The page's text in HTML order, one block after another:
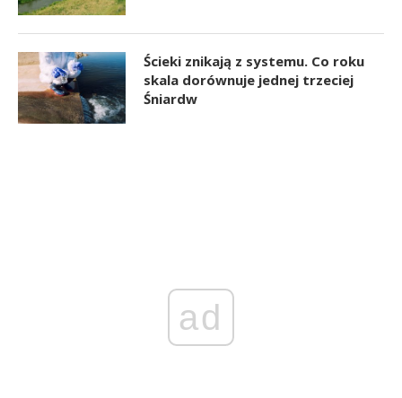
Ścieki znikają z systemu. Co roku
skala dorównuje jednej trzeciej
Śniardw
ad